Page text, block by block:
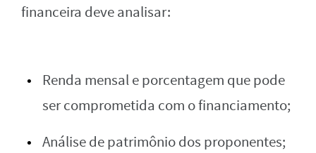
financeira deve analisar:
Renda mensal e porcentagem que pode
ser comprometida com o financiamento;
Análise de patrimônio dos proponentes;